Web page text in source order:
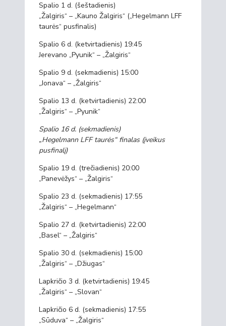
Spalio 1 d. (šeštadienis)
„Žalgiris“ – „Kauno Žalgiris“ („Hegelmann LFF
taurės“ pusfinalis)
Spalio 6 d. (ketvirtadienis) 19:45
Jerevano „Pyunik“ – „Žalgiris“
Spalio 9 d. (sekmadienis) 15:00
„Jonava“ – „Žalgiris“
Spalio 13 d. (ketvirtadienis) 22:00
„Žalgiris“ – „Pyunik“
Spalio 16 d. (sekmadienis)
„Hegelmann LFF taurės“ finalas (įveikus
pusfinalį)
Spalio 19 d. (trečiadienis) 20:00
„Panevėžys“ – „Žalgiris“
Spalio 23 d. (sekmadienis) 17:55
„Žalgiris“ – „Hegelmann“
Spalio 27 d. (ketvirtadienis) 22:00
„Basel“ – „Žalgiris“
Spalio 30 d. (sekmadienis) 15:00
„Žalgiris“ – „Džiugas“
Lapkričio 3 d. (ketvirtadienis) 19:45
„Žalgiris“ – „Slovan“
Lapkričio 6 d. (sekmadienis) 17:55
„Sūduva“ – „Žalgiris“